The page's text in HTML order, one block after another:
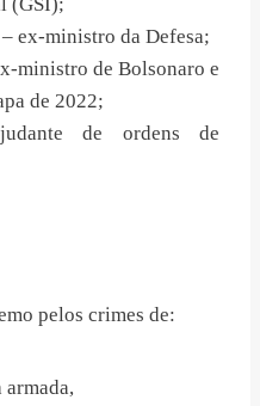
ex-ministro da Defesa;
ministro de Bolsonaro e
de 2022;
de ordens de
pelos crimes de: